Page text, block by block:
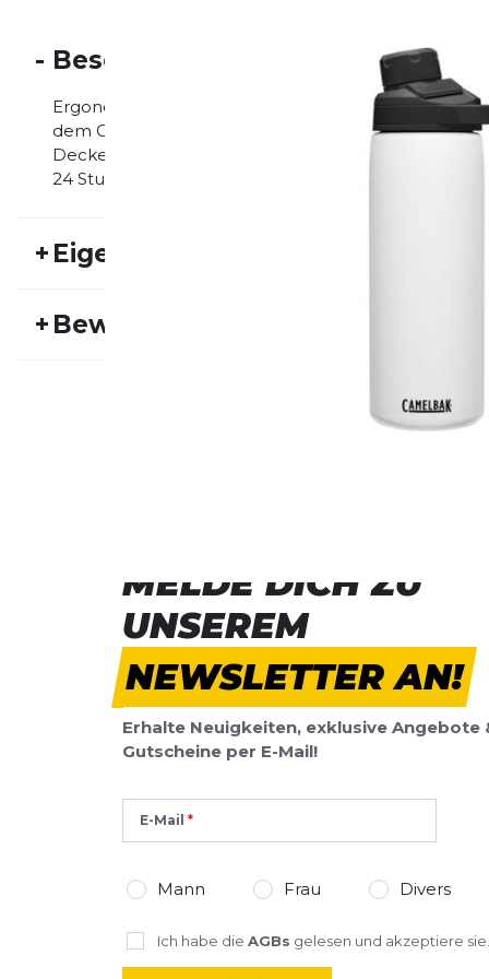
- Beschreibung
Ergonomisch geformtes Mundstück für schnelles
dem Gesicht, zwei-Finger-Tragegriff, offen /
Deckel spülmaschinenfest. Doppelwand-Vakuum-
24 Stunden kalt, absolut geschmacksneutral, BPA /
+ Eigenschaften
Aktivitätstyp:
+ Bewertungen
Bisher hat noch niemand dieses Produkt bewertet.
Vorname
Überschrift
Überschrift
Rezension
Rezension
MELDE DICH ZU
UNSEREM
NEWSLETTER AN!
Erhalte Neuigkeiten, exklusive Angebote
Gutscheine per E-Mail!
E-Mail
Mann Frau Divers
Ich habe die AGBs gelesen und akzeptiere sie.